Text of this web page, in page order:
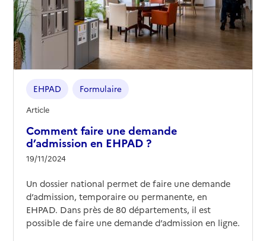
Comment faire une demande
d’admission en EHPAD ?
19/11/2024
EHPAD Formulaire
Article
Un dossier national permet de faire une demande
d’admission, temporaire ou permanente, en
EHPAD. Dans près de 80 départements, il est
possible de faire une demande d’admission en ligne.